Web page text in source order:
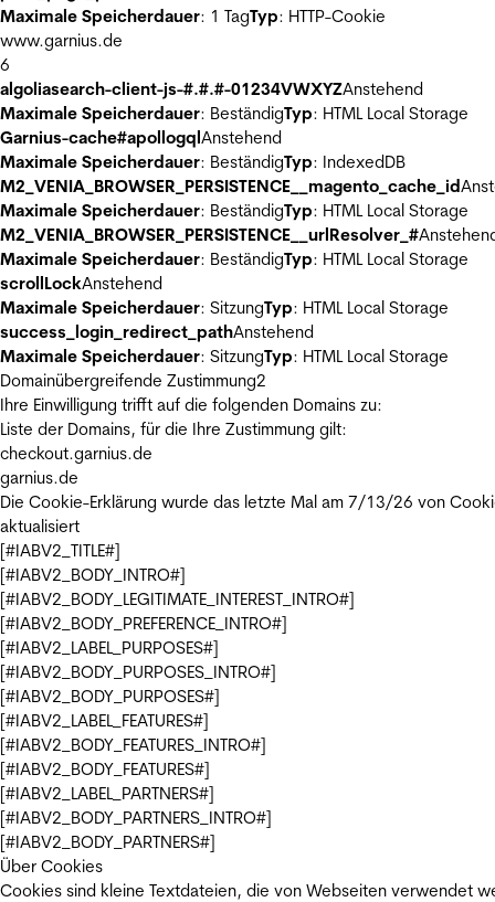
Maximale Speicherdauer: 1 TagTyp: HTTP-Cookie
www.garnius.de
6
algoliasearch-client-js-#.#.#-01234VWXYZAnstehend
Maximale Speicherdauer: BeständigTyp: HTML Local Storage
Garnius-cache#apollogqlAnstehend
Maximale Speicherdauer: BeständigTyp: IndexedDB
M2_VENIA_BROWSER_PERSISTENCE__magento_cache_id
Maximale Speicherdauer: BeständigTyp: HTML Local Storage
M2_VENIA_BROWSER_PERSISTENCE__urlResolver_#
Maximale Speicherdauer: BeständigTyp: HTML Local Storage
scrollLockAnstehend
Maximale Speicherdauer: SitzungTyp: HTML Local Storage
success_login_redirect_pathAnstehend
Maximale Speicherdauer: SitzungTyp: HTML Local Storage
Domainübergreifende Zustimmung2
Ihre Einwilligung trifft auf die folgenden Domains zu:
Liste der Domains, für die Ihre Zustimmung gilt:
checkout.garnius.de
garnius.de
Die Cookie-Erklärung wurde das letzte Mal am 7/13/26 von
aktualisiert
[#IABV2_TITLE#]
[#IABV2_BODY_INTRO#]
[#IABV2_BODY_LEGITIMATE_INTEREST_INTRO#]
[#IABV2_BODY_PREFERENCE_INTRO#]
[#IABV2_LABEL_PURPOSES#]
[#IABV2_BODY_PURPOSES_INTRO#]
[#IABV2_BODY_PURPOSES#]
[#IABV2_LABEL_FEATURES#]
[#IABV2_BODY_FEATURES_INTRO#]
[#IABV2_BODY_FEATURES#]
[#IABV2_LABEL_PARTNERS#]
[#IABV2_BODY_PARTNERS_INTRO#]
[#IABV2_BODY_PARTNERS#]
Über Cookies
Cookies sind kleine Textdateien, die von Webseiten verwendet